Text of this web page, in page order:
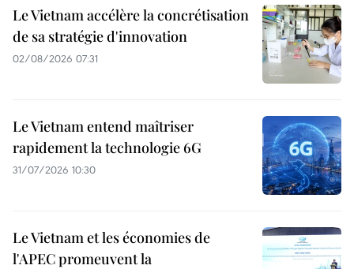
Le Vietnam accélère la concrétisation
de sa stratégie d'innovation
02/08/2026 07:31
Le Vietnam entend maîtriser
rapidement la technologie 6G
31/07/2026 10:30
Le Vietnam et les économies de
l'APEC promeuvent la